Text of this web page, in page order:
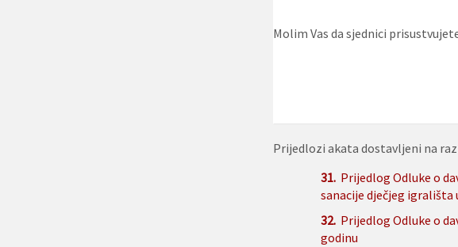
Molim Vas da sjednici
Prijedlozi akata dostavljeni na
31. Prijedlog Odluke o
sanacije dječjeg igrališta
32. Prijedlog Odluke o
godinu